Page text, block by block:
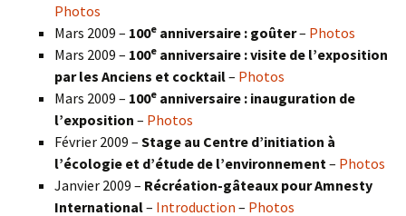
Photos
Mars 2009 – 100e anniversaire : goûter– Photos
Mars 2009 – 100e anniversaire : visite de l’exposition
par les Anciens et cocktail– Photos
Mars 2009 – 100e anniversaire : inauguration de
l’exposition – Photos
Février 2009 – Stage au Centre d’initiation à
l’écologie et d’étude de l’environnement – Photos
Janvier 2009 – Récréation-gâteaux pour Amnesty
International– Introduction – Photos